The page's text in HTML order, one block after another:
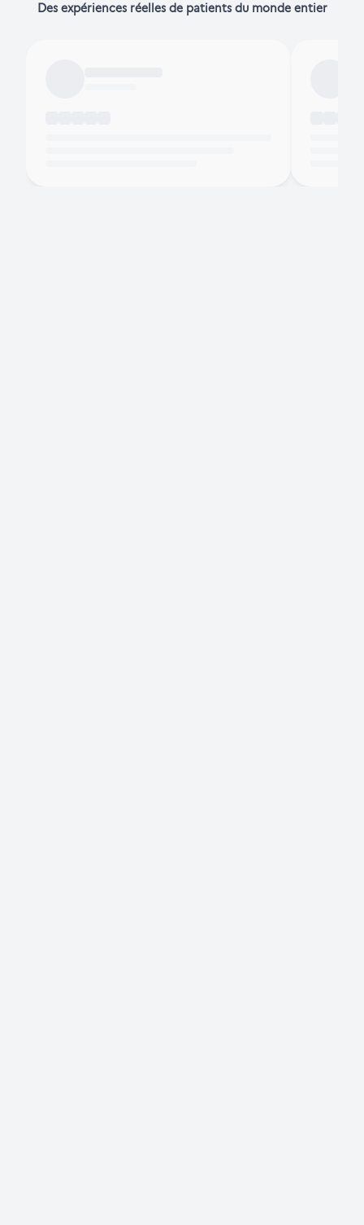
Des expériences réelles de patients du monde entier